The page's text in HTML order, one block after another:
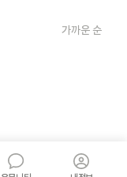
가까운 순